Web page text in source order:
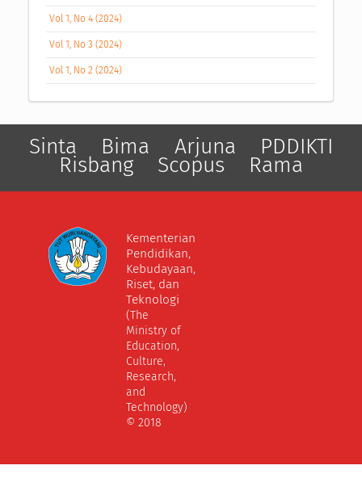
Vol 1, No 4 (2024)
Vol 1, No 3 (2024)
Vol 1, No 2 (2024)
Sinta Bima Arjuna PDDIKTI
Risbang Scopus Rama
Kementerian
Pendidikan,
Kebudayaan,
Riset, dan
Teknologi
(The
Ministry of
Education,
Culture,
Research,
and
Technology)
© 2018